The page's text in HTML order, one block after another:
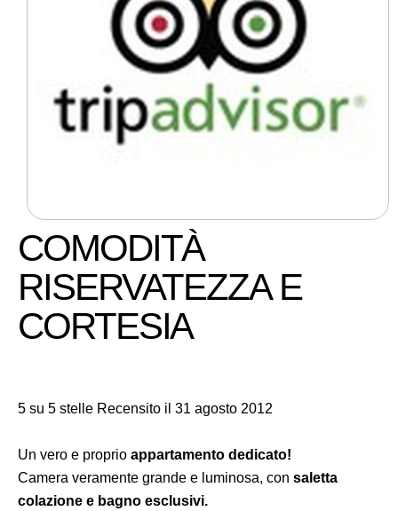
COMODITÀ
RISERVATEZZA E
CORTESIA
5 su 5 stelle Recensito il 31 agosto 2012
Un vero e proprio appartamento dedicato!
Camera veramente grande e luminosa, con saletta
colazione e bagno esclusivi.